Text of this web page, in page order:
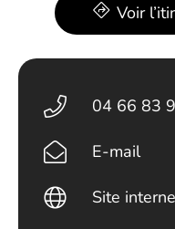
Voir
04 66 83
E-mail
Site